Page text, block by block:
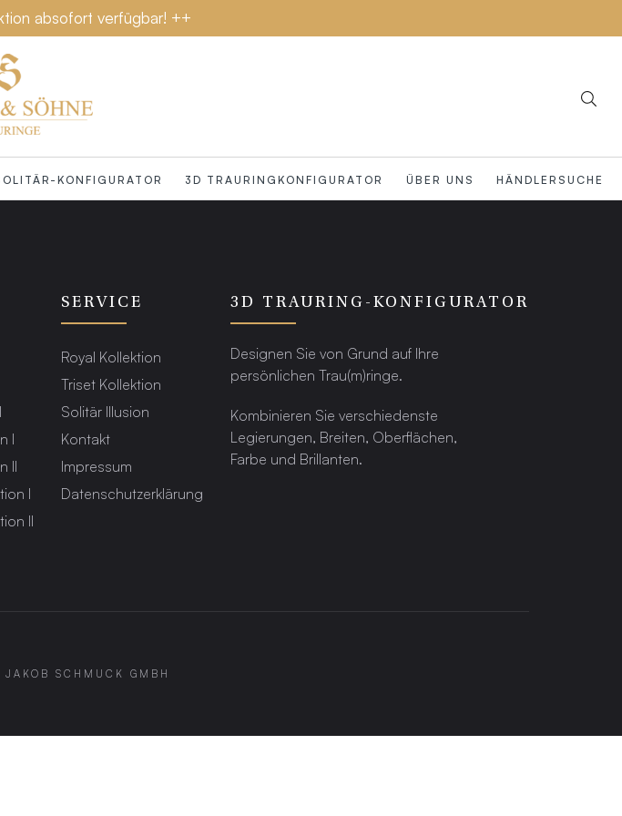
absofort verfügbar! ++
KONFIGURATOR 3D TRAURINGKONFIGURATOR ÜBER UNS HÄNDLERSUCHE
I
II
I
II
SERVICE
Royal Kollektion
Triset Kollektion
Solitär Illusion
Kontakt
Impressum
Datenschutzerklärung
3D TRAURING-KONFIGURATOR
Designen Sie von Grund auf Ihre
persönlichen Trau(m)ringe.
Kombinieren Sie verschiedenste
Legierungen, Breiten, Oberflächen,
Farbe und Brillanten.
JAKOB SCHMUCK GMBH